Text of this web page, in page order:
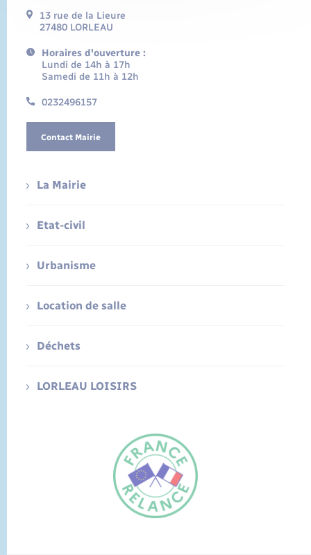
13 rue de la Lieure
27480 LORLEAU
Horaires d'ouverture :
Lundi de 14h à 17h
Samedi de 11h à 12h
0232496157
Contact Mairie
La Mairie
Etat-civil
Urbanisme
Location de salle
Déchets
LORLEAU LOISIRS